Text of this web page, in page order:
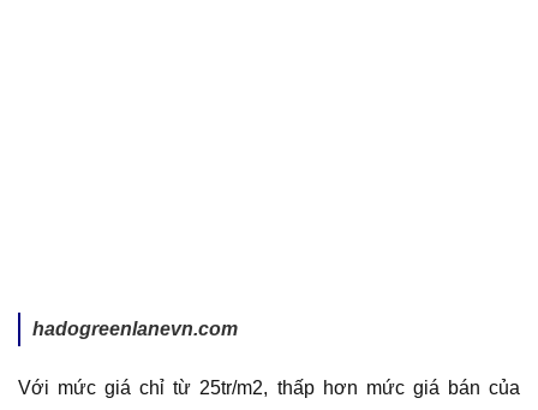
hadogreenlanevn.com
Với mức giá chỉ từ 25tr/m2, thấp hơn mức giá bán của